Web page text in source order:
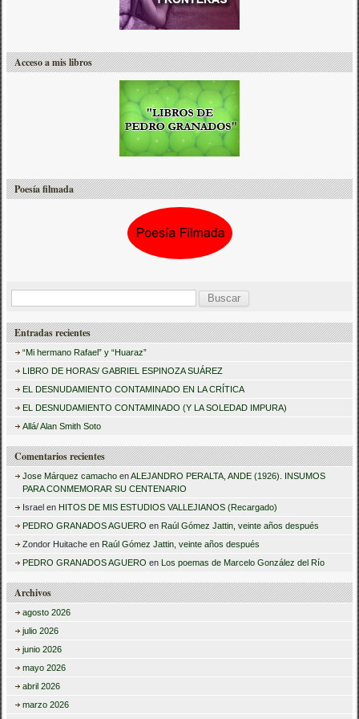
Acceso a mis libros
Poesía filmada
s
r
Entradas recientes
“Mi hermano Rafael” y “Huaraz”
LIBRO DE HORAS/ GABRIEL ESPINOZA SUÁREZ
EL DESNUDAMIENTO CONTAMINADO EN LA CRÍTICA
EL DESNUDAMIENTO CONTAMINADO (Y LA SOLEDAD IMPURA)
Allá/ Alan Smith Soto
Comentarios recientes
Jose Márquez camacho enALEJANDRO PERALTA, ANDE (1926). INSUMOS
PARA CONMEMORAR SU CENTENARIO
Israel en HITOS DE MIS ESTUDIOS VALLEJIANOS (Recargado)
PEDRO GRANADOS AGUERO en Raúl Gómez Jattin, veinte años después
Zondor Huitache en Raúl Gómez Jattin, veinte años después
PEDRO GRANADOS AGUERO en Los poemas de Marcelo González del Río
Archivos
agosto 2026
julio 2026
junio 2026
mayo 2026
abril 2026
marzo 2026